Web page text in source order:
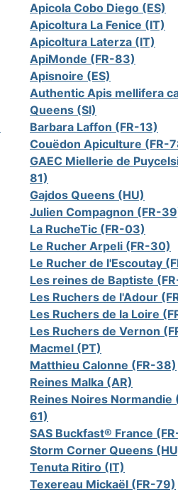
Apicola Cobo Diego (ES)
Apicoltura La Fenice (IT)
Apicoltura Laterza (IT)
ApiMonde (FR-83)
Apisnoire (ES)
Authentic Apis mellifera
Queens (SI)
Barbara Laffon (FR-13)
Couëdon Apiculture (FR-
GAEC Miellerie de
81)
Gajdos Queens (HU)
Julien Compagnon (FR-
La RucheTic (FR-03)
Le Rucher Arpeli (FR-30)
Le Rucher de l'Escoutay
Les reines de Baptiste
Les Ruchers de l'Adour
Les Ruchers de la Loire
Les Ruchers de Vernon
Macmel (PT)
Matthieu Calonne (FR-38)
Reines Malka (AR)
Reines Noires Normandie
61)
SAS Buckfast® France
Storm Corner Queens
Tenuta Ritiro (IT)
Texereau Mickaël (FR-79)